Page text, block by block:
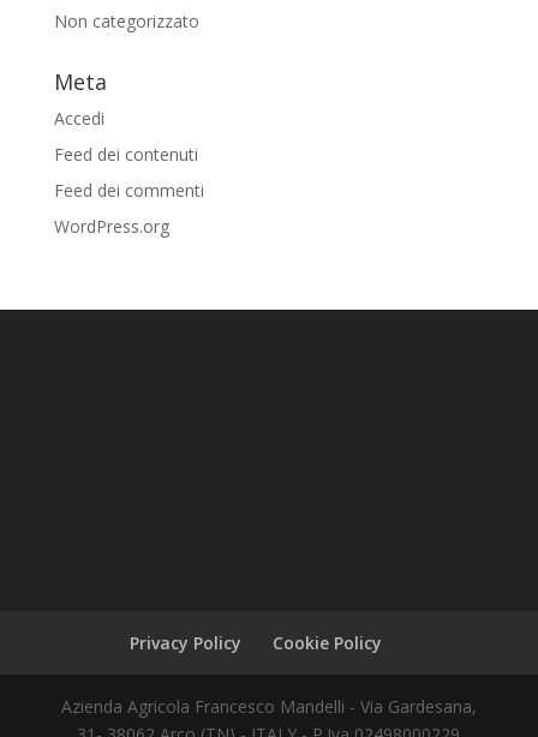
Non categorizzato
Meta
Accedi
Feed dei contenuti
Feed dei commenti
WordPress.org
Privacy Policy Cookie Policy
Azienda Agricola Francesco Mandelli - Via Gardesana,